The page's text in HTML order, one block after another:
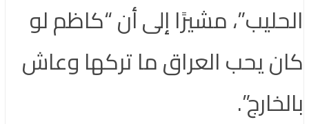
الحليب”، مشيرًا إلى أن “كاظم لو
كان يحب العراق ما تركها وعاش
بالخارج”.